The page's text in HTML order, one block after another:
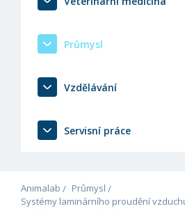
Průmysl
Vzdělávání
Servisní práce
Animalab
Průmysl
Systémy laminárního proudění